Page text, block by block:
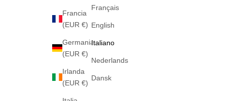
Francia
(EUR €)
Germania
(EUR €)
Irlanda
(EUR €)
Français
English
Italiano
Nederlands
Dansk